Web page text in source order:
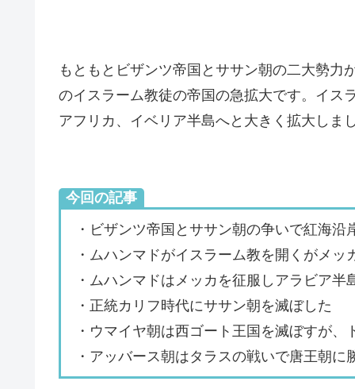
もともとビザンツ帝国とササン朝の二大勢力
のイスラーム教徒の帝国の急拡大です。イス
アフリカ、イベリア半島へと大きく拡大しまし
今回の記事
・ビザンツ帝国とササン朝の争いで紅海沿
・ムハンマドがイスラーム教を開くがメ
・ムハンマドはメッカを征服しアラビア半
・正統カリフ時代にササン朝を滅ぼした
・ウマイヤ朝は西ゴート王国を滅ぼすが
・アッバース朝はタラスの戦いで唐王朝に